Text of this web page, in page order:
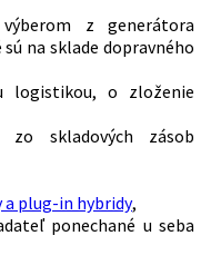
z generátora
na sklade dopravného
logistikou, o zloženie
zo skladových zásob
plug-in hybridy,
ponechané u seba